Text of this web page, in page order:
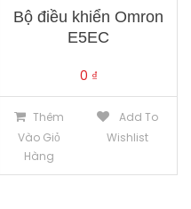
Bộ điều khiển Omron
E5EC
0 ₫
Thêm
Vào Giỏ
Hàng
Add To
Wishlist